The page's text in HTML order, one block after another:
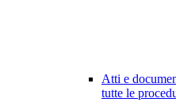
Atti e
tutte le